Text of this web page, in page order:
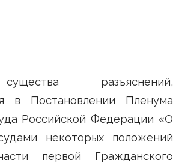
разъяснений,
в Постановлении Пленума
Российской Федерации «О
некоторых положений
первой Гражданского